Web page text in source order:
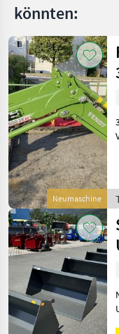
MARKTPLATZ
Marktplatz
könnten:
Neumaschine